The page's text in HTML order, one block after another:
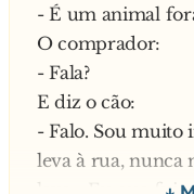
- É um animal
O comprador:
- Fala?
E diz o cão:
- Falo. Sou muito
leva à rua, nunca
lava… Eu que fui